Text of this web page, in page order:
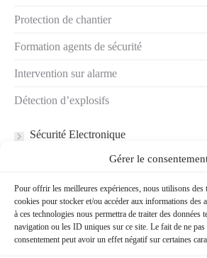
Gérer le
Pour offrir les meilleures expériences, nous utilisons des
cookies pour stocker et/ou accéder aux informations des
à ces technologies nous permettra de traiter des données
navigation ou les ID uniques sur ce site. Le fait de ne
consentement peut avoir un effet négatif sur certaines
Protection de chantier
Formation agents de sécurité
Intervention sur alarme
Détection d’explosifs
Sécurité Electronique
Demander un
devis